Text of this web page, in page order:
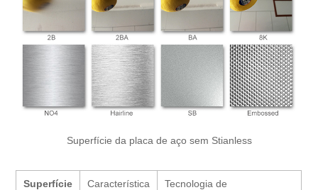
Superfície da placa de aço sem Stianless
Superfície Característica
Tecnologia de